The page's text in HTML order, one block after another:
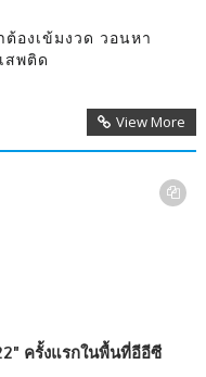
องเข้มงวด วอนหา
สพติด
View More
ครั้งแรกในพื้นที่อีอีซี